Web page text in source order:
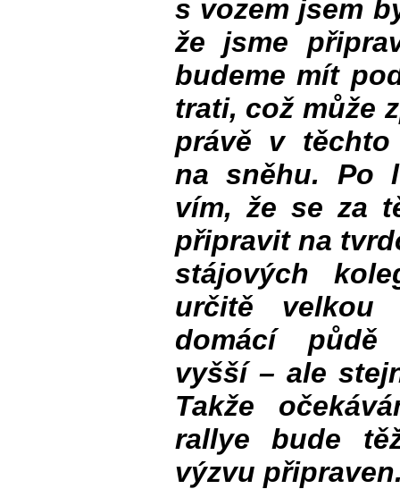
s vozem jsem
že jsme
budeme mít
trati, což může
právě v těchto
na sněhu. Po
vím, že se za
připravit na
stájových
určitě
domácí půdě
vyšší – ale
Takže
rallye bude
výzvu